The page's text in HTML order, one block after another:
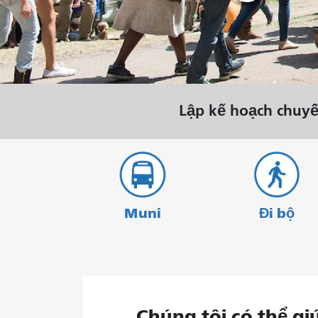
tháng 8.
Lập kế hoạch
Muni Đi bộ